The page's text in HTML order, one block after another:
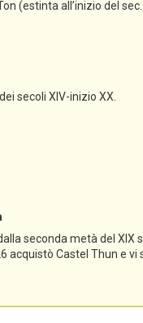
(estinta all’inizio del
secoli XIV-inizio XX.
seconda metà del XIX
acquistò Castel Thun e vi